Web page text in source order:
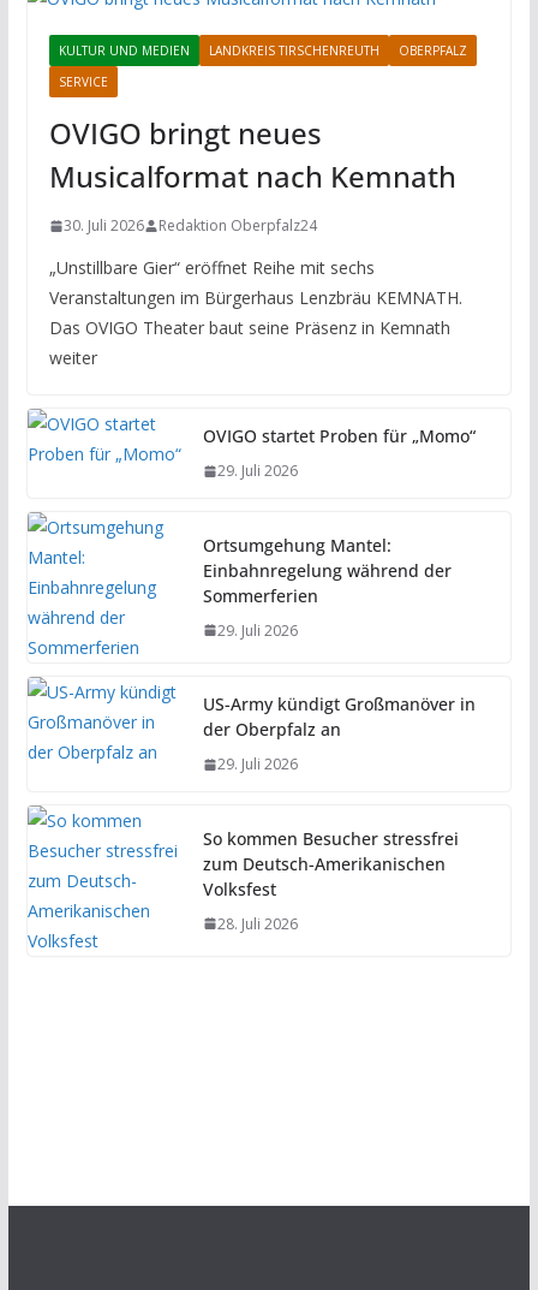
KULTUR UND MEDIEN LANDKREIS TIRSCHENREUTH
OBERPFALZ
SERVICE
OVIGO bringt neues
Musicalformat nach Kemnath
30. Juli 2026 Redaktion Oberpfalz24
„Unstillbare Gier“ eröffnet Reihe mit sechs
Veranstaltungen im Bürgerhaus Lenzbräu KEMNATH.
Das OVIGO Theater baut seine Präsenz in Kemnath
weiter
OVIGO startet Proben für „Momo“
29. Juli 2026
Ortsumgehung Mantel:
Einbahnregelung während der
Sommerferien
29. Juli 2026
US-Army kündigt Großmanöver in
der Oberpfalz an
29. Juli 2026
So kommen Besucher stressfrei
zum Deutsch-Amerikanischen
Volksfest
28. Juli 2026